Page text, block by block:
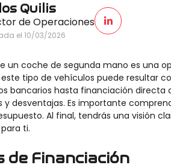
Quilis
de Operaciones
el 10/03/2026
un coche de segunda mano es una
tipo de vehículos puede resultar
bancarios hasta financiación
y desventajas. Es importante
Al final, tendrás una visión
ti.
de Financiación